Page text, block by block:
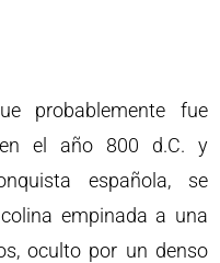
probablemente fue
en el año 800 d.C. y
española, se
empinada a una
oculto por un denso